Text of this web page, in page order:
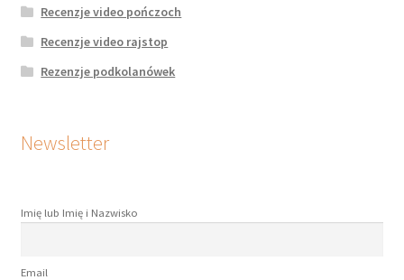
Recenzje video pończoch
Recenzje video rajstop
Rezenzje podkolanówek
Newsletter
Imię lub Imię i Nazwisko
Email